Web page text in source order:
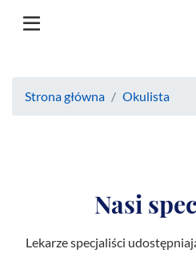
Strona główna Okulista
Nasi
Lekarze specjaliści